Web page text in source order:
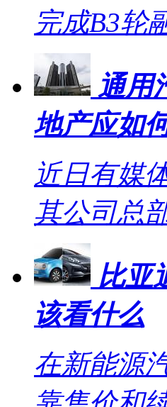
完成B3轮
通用
地产应如
近日有媒
其公司总
比亚
该看什么
在新能源